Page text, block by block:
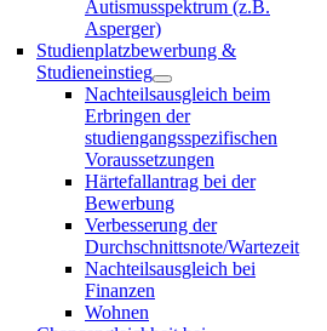
Autismusspektrum (z.B.
Asperger)
Studienplatzbewerbung &
Studieneinstieg
Nachteilsausgleich beim
Erbringen der
studiengangsspezifischen
Voraussetzungen
Härtefallantrag bei der
Bewerbung
Verbesserung der
Durchschnittsnote/Wartezeit
Nachteilsausgleich bei
Finanzen
Wohnen